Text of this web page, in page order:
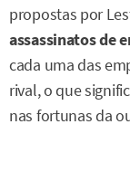
propostas por
assassinatos de
cada uma das
rival, o que
nas fortunas da